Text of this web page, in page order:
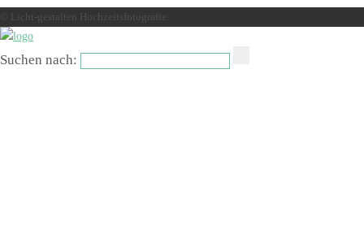
© Licht-gestalten Hochzeitsfotografie
Suchen nach: